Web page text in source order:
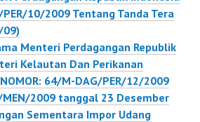
10/2009 Tentang Tanda Tera
09)
Menteri Perdagangan Republik
Kelautan Dan Perikanan
64/M-DAG/PER/12/2009
MEN/2009 tanggal 23 Desember
Sementara Impor Udang